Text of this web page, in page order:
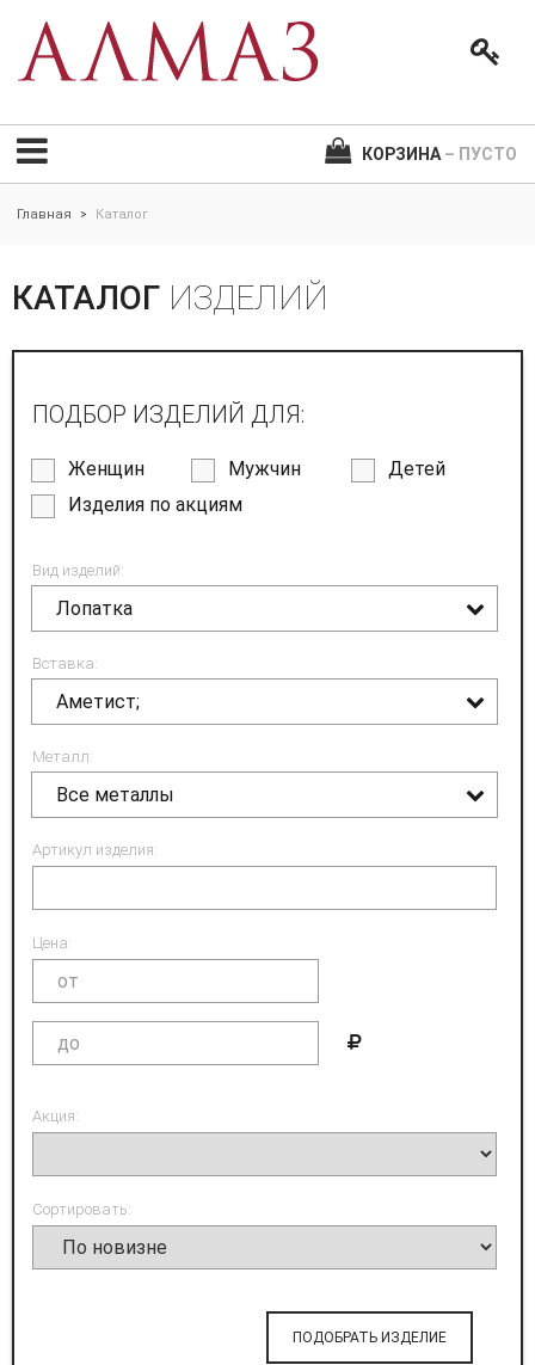
КОРЗИНА – ПУСТО
Главная > Каталог
КАТАЛОГ ИЗДЕЛИЙ
ПОДБОР ИЗДЕЛИЙ ДЛЯ:
Женщин Мужчин
Детей
Изделия по акциям
Вид изделий:
Лопатка
Вставка:
Аметист;
Металл:
Все металлы
Артикул изделия:
Цена:
Акция:
Сортировать:
ПОДОБРАТЬ ИЗДЕЛИЕ